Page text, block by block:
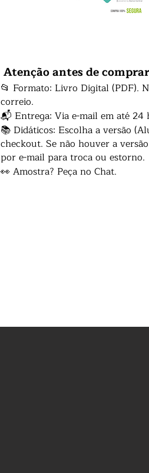
Atenção antes de
📂 Formato: Livro Digital (PDF).
correio.
📬 Entrega: Via e-mail em até 24
📚 Didáticos: Escolha a versão
checkout. Se não houver a
por e-mail para troca ou estorno.
👀 Amostra? Peça no Chat.